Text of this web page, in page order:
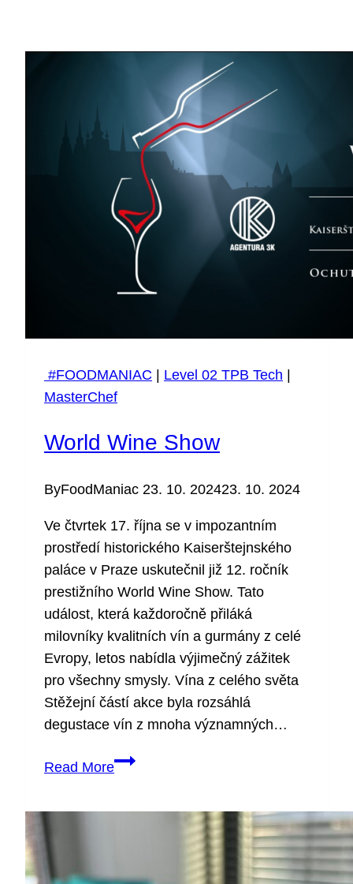
#FOODMANIAC Level 02 TPB Tech
MasterChef
World Wine Show
ByFoodManiac 23. 10. 202423. 10. 2024
Ve čtvrtek 17. října se v impozantním
prostředí historického Kaiserštejnského
paláce v Praze uskutečnil již 12. ročník
prestižního World Wine Show. Tato
událost, která každoročně přiláká
milovníky kvalitních vín a gurmány z celé
Evropy, letos nabídla výjimečný zážitek
pro všechny smysly. Vína z celého světa
Stěžejní částí akce byla rozsáhlá
degustace vín z mnoha významných…
Read MoreWorld